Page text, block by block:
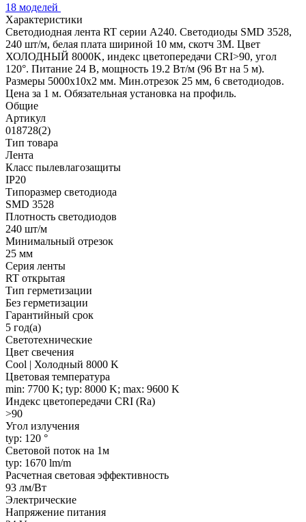
18 моделей
Характеристики
Светодиодная лента RT серии A240. Светодиоды SMD 3528,
240 шт/м, белая плата шириной 10 мм, скотч 3M. Цвет
ХОЛОДНЫЙ 8000K, индекс цветопередачи CRI>90, угол
120°. Питание 24 В, мощность 19.2 Вт/м (96 Вт на 5 м).
Размеры 5000x10x2 мм. Мин.отрезок 25 мм, 6 светодиодов.
Цена за 1 м. Обязательная установка на профиль.
Общие
Артикул
018728(2)
Тип товара
Лента
Класс пылевлагозащиты
IP20
Типоразмер светодиода
SMD 3528
Плотность светодиодов
240 шт/м
Минимальный отрезок
25 мм
Серия ленты
RT открытая
Тип герметизации
Без герметизации
Гарантийный срок
5 год(а)
Светотехнические
Цвет свечения
Cool | Холодный 8000 K
Цветовая температура
min: 7700 K; typ: 8000 K; max: 9600 K
Индекс цветопередачи CRI (Ra)
>90
Угол излучения
typ: 120 °
Световой поток на 1м
typ: 1670 lm/m
Расчетная световая эффективность
93 лм/Вт
Электрические
Напряжение питания